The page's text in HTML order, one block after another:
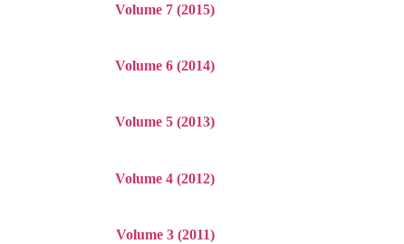
Volume 7 (2015)
Volume 6 (2014)
Volume 5 (2013)
Volume 4 (2012)
Volume 3 (2011)